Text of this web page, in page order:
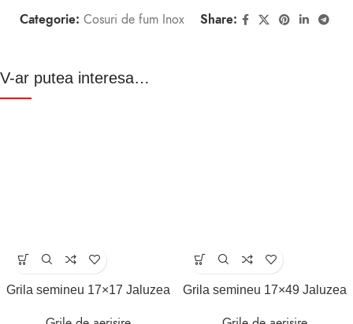
Categorie: Cosuri de fum Inox Share:
V-ar putea interesa…
Grila semineu 17×17 Jaluzea Grila semineu 17×49 Jaluzea